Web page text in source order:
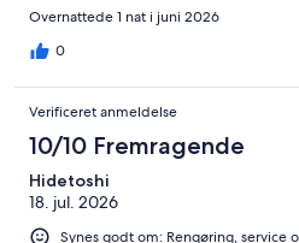
Overnattede 1 nat i juni 2026
0
Verificeret anmeldelse
10/10 Fremragende
Hidetoshi
18. jul. 2026
Synes godt om: Rengøring, service